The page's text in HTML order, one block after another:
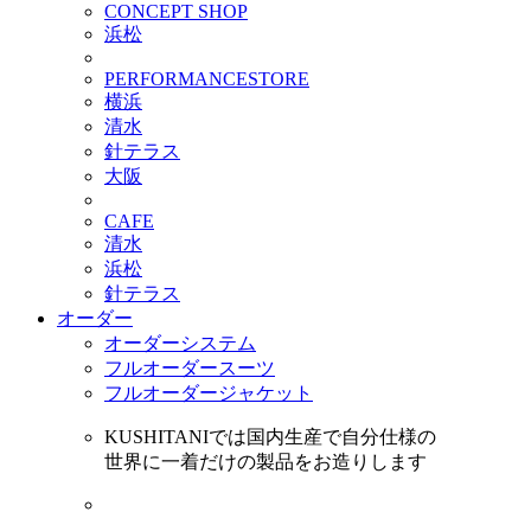
CONCEPT SHOP
浜松
PERFORMANCESTORE
横浜
清水
針テラス
大阪
CAFE
清水
浜松
針テラス
オーダー
オーダーシステム
フルオーダースーツ
フルオーダージャケット
KUSHITANIでは国内生産で自分仕様の
世界に一着だけの製品をお造りします